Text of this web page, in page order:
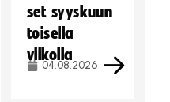
set syyskuun
toisella
viikolla
04.08.2026